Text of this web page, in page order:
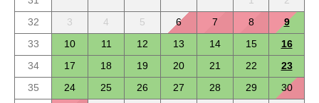
32
3 4 5 6 7 8
9
33
10 11 12 13 14 15
16
34
17 18 19 20 21 22
23
35
24 25 26 27 28 29
30